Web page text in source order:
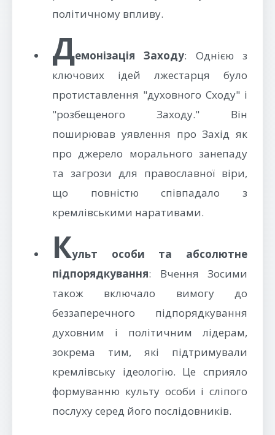
політичному впливу.
Демонізація Заходу: Однією з
ключових ідей лжестарця було
протиставлення "духовного Сходу" і
"розбещеного Заходу." Він
поширював уявлення про Захід як
про джерело морального занепаду
та загрози для православної віри,
що повністю співпадало з
кремлівськими наративами.
Культ особи та абсолютне
підпорядкування: Вчення Зосими
також включало вимогу до
беззаперечного підпорядкування
духовним і політичним лідерам,
зокрема тим, які підтримували
кремлівську ідеологію. Це сприяло
формуванню культу особи і сліпого
послуху серед його послідовників.